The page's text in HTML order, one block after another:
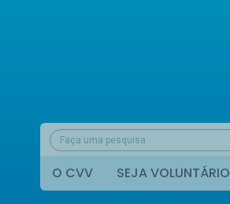
O CVV SEJA VOLUNTÁRIO